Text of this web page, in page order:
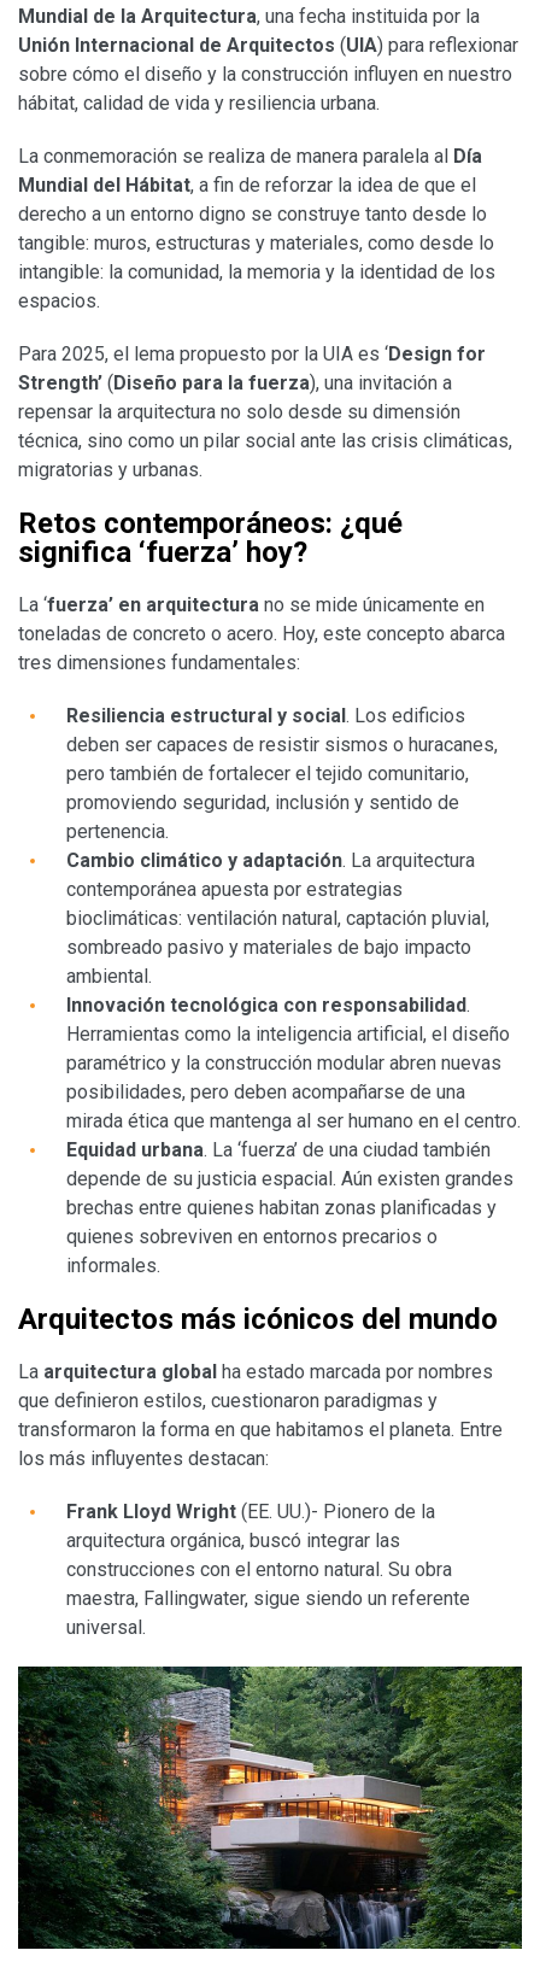
Mundial de la Arquitectura, una fecha instituida por la
Unión Internacional de Arquitectos (UIA) para reflexionar
sobre cómo el diseño y la construcción influyen en nuestro
hábitat, calidad de vida y resiliencia urbana.
La conmemoración se realiza de manera paralela al Día
Mundial del Hábitat, a fin de reforzar la idea de que el
derecho a un entorno digno se construye tanto desde lo
tangible: muros, estructuras y materiales, como desde lo
intangible: la comunidad, la memoria y la identidad de los
espacios.
Para 2025, el lema propuesto por la UIA es ‘Design for
Strength’ (Diseño para la fuerza), una invitación a
repensar la arquitectura no solo desde su dimensión
técnica, sino como un pilar social ante las crisis climáticas,
migratorias y urbanas.
Retos contemporáneos: ¿qué
significa ‘fuerza’ hoy?
La ‘fuerza’ en arquitectura no se mide únicamente en
toneladas de concreto o acero. Hoy, este concepto abarca
tres dimensiones fundamentales:
Resiliencia estructural y social. Los edificios
deben ser capaces de resistir sismos o huracanes,
pero también de fortalecer el tejido comunitario,
promoviendo seguridad, inclusión y sentido de
pertenencia.
Cambio climático y adaptación. La arquitectura
contemporánea apuesta por estrategias
bioclimáticas: ventilación natural, captación pluvial,
sombreado pasivo y materiales de bajo impacto
ambiental.
Innovación tecnológica con responsabilidad.
Herramientas como la inteligencia artificial, el diseño
paramétrico y la construcción modular abren nuevas
posibilidades, pero deben acompañarse de una
mirada ética que mantenga al ser humano en el centro.
Equidad urbana. La ‘fuerza’ de una ciudad también
depende de su justicia espacial. Aún existen grandes
brechas entre quienes habitan zonas planificadas y
quienes sobreviven en entornos precarios o
informales.
Arquitectos más icónicos del mundo
La arquitectura global ha estado marcada por nombres
que definieron estilos, cuestionaron paradigmas y
transformaron la forma en que habitamos el planeta. Entre
los más influyentes destacan:
Frank Lloyd Wright (EE. UU.)- Pionero de la
arquitectura orgánica, buscó integrar las
construcciones con el entorno natural. Su obra
maestra, Fallingwater, sigue siendo un referente
universal.